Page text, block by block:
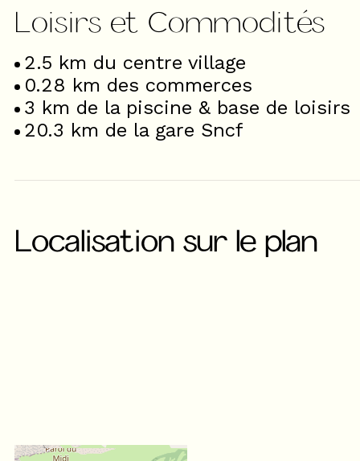
Loisirs et Commodités
2.5 km du centre village
0.28 km des commerces
3 km de la piscine & base de loisirs
20.3 km de la gare Sncf
Localisation sur le plan